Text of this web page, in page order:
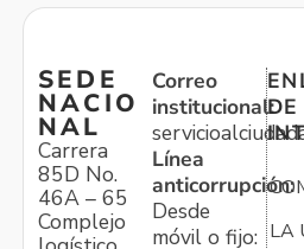
SEDE
NACIO
NAL
Carrera
85D No.
46A – 65
Complejo
Correo
institucional:
Línea
anticorrupción:
Desde
móvil o fijo:
DE
LA